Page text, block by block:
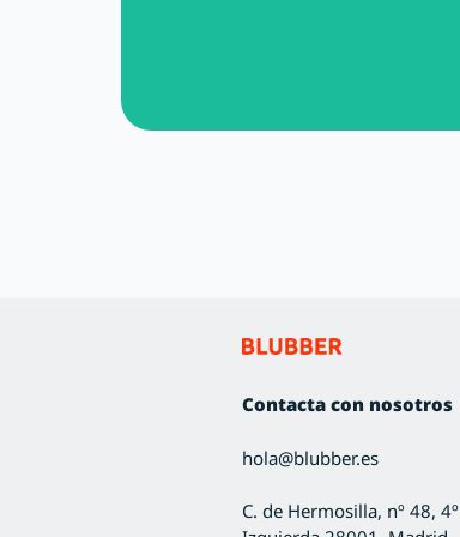
Contacta con nosotros
hola@blubber.es
C. de Hermosilla, nº 48, 4º